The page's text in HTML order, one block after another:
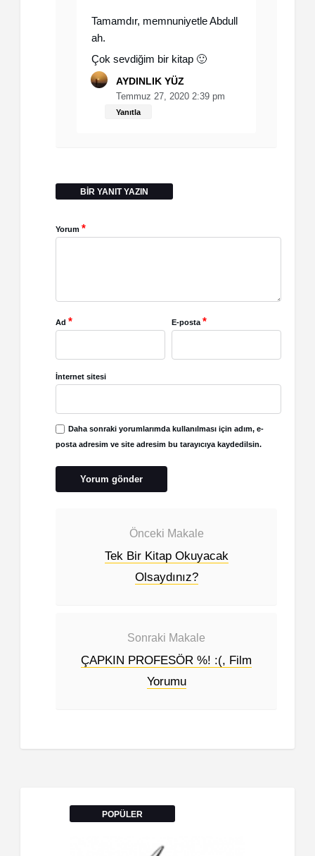
Tamamdır, memnuniyetle Abdull
ah.
Çok sevdiğim bir kitap 🙂
AYDINLIK YÜZ
Temmuz 27, 2020 2:39 pm
Yanıtla
BIR YANIT YAZIN
Yorum *
Ad * E-posta *
İnternet sitesi
Daha sonraki yorumlarımda kullanılması için adım, e-
posta adresim ve site adresim bu tarayıcıya kaydedilsin.
Önceki Makale
Tek Bir Kitap Okuyacak
Olsaydınız?
Sonraki Makale
ÇAPKIN PROFESÖR %! :(, Film
Yorumu
POPÜLER